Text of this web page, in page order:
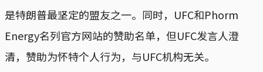
是特朗普最坚定的盟友之一。同时，UFC和Phorm
Energy名列官方网站的赞助名单，但UFC发言人澄
清，赞助为怀特个人行为，与UFC机构无关。